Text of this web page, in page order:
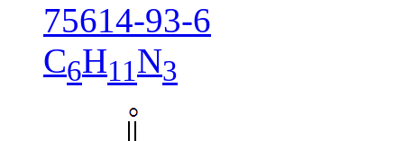
75614-93-6
C6H11N3